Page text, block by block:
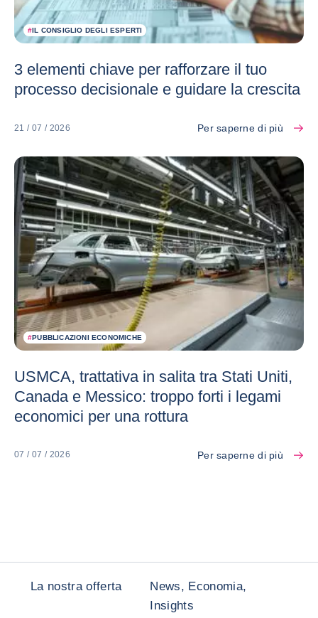
#IL CONSIGLIO DEGLI ESPERTI
3 elementi chiave per rafforzare il tuo
processo decisionale e guidare la crescita
21 / 07 / 2026 Per saperne di più
#PUBBLICAZIONI ECONOMICHE
USMCA, trattativa in salita tra Stati Uniti,
Canada e Messico: troppo forti i legami
economici per una rottura
07 / 07 / 2026 Per saperne di più
La nostra offerta
News, Economia,
Insights